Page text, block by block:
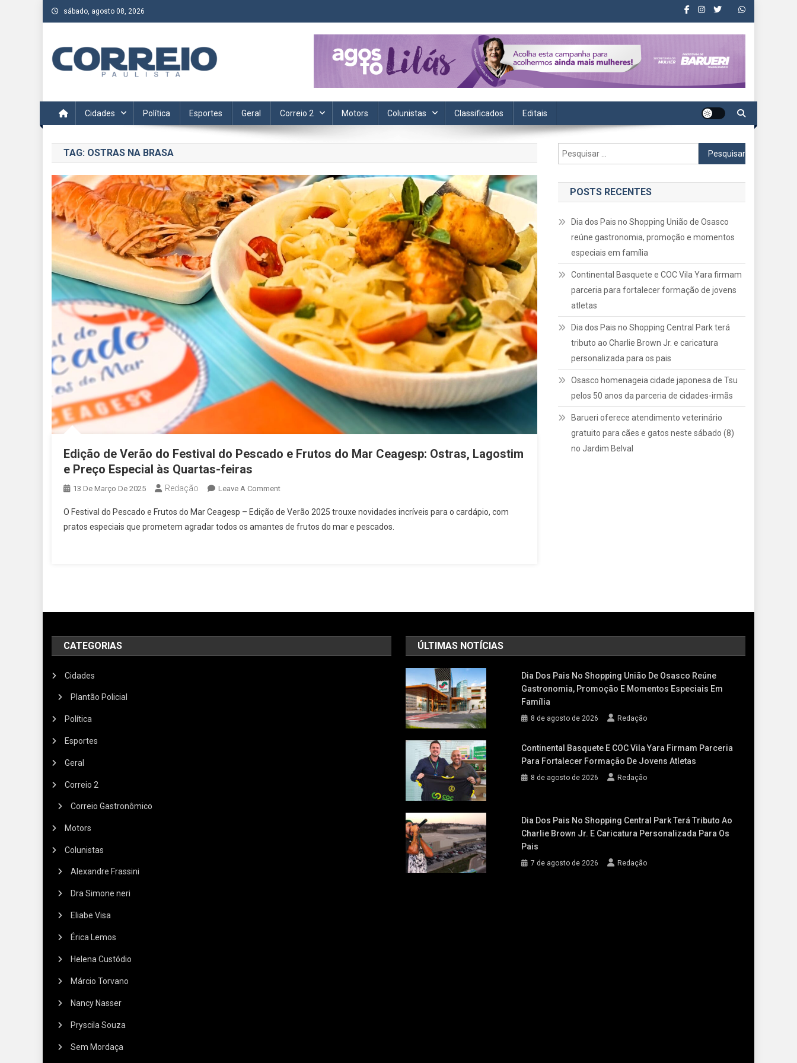
Skip
to
sábado, agosto 08, 2026
Acompanhe as últimas notícias da região no Correio Paulista. Informação, política, saúde, economia, esportes e cotidiano.
Cidades Política Esportes Geral Correio 2 Motors Colunistas Classificados Editais
TAG: OSTRAS NA BRASA
Edição de Verão do Festival do Pescado e Frutos do Mar Ceagesp: Ostras, Lagostim
e Preço Especial às Quartas-feiras
13 De Março De 2025 Redação Leave A CommentOn
De
Verão
Frutos
Mar
O Festival do Pescado e Frutos do Mar Ceagesp – Edição de Verão 2025 trouxe novidades incríveis para o cardápio, com
pratos especiais que prometem agradar todos os amantes de frutos do mar e pescados.
Pesquisar
por:
POSTS RECENTES
Dia dos Pais no Shopping União de Osasco
reúne gastronomia, promoção e momentos
especiais em família
Continental Basquete e COC Vila Yara firmam
parceria para fortalecer formação de jovens
atletas
Dia dos Pais no Shopping Central Park terá
tributo ao Charlie Brown Jr. e caricatura
personalizada para os pais
Osasco homenageia cidade japonesa de Tsu
pelos 50 anos da parceria de cidades-irmãs
Barueri oferece atendimento veterinário
gratuito para cães e gatos neste sábado (8)
no Jardim Belval
CATEGORIAS
Cidades
Plantão Policial
Política
Esportes
Geral
Correio 2
Correio Gastronômico
Motors
Colunistas
Alexandre Frassini
Dra Simone neri
Eliabe Visa
Érica Lemos
Helena Custódio
Márcio Torvano
Nancy Nasser
Pryscila Souza
Sem Mordaça
ÚLTIMAS NOTÍCIAS
Dia Dos Pais No Shopping União De Osasco Reúne
Gastronomia, Promoção E Momentos Especiais Em
Família
8 de agosto de 2026 Redação
Continental Basquete E COC Vila Yara Firmam Parceria
Para Fortalecer Formação De Jovens Atletas
8 de agosto de 2026 Redação
Dia Dos Pais No Shopping Central Park Terá Tributo Ao
Charlie Brown Jr. E Caricatura Personalizada Para Os
Pais
7 de agosto de 2026 Redação